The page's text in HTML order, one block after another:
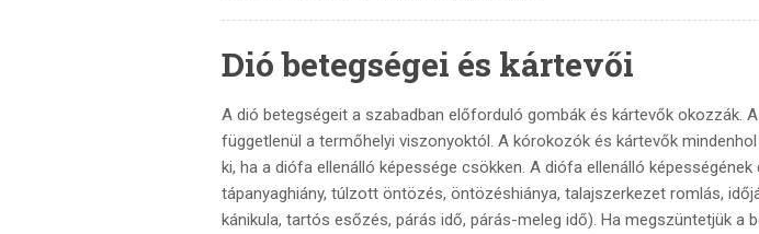
Dió betegségei és kártevői
A dió betegségeit a szabadban előforduló gombák és kártevők okozzák.
függetlenül a termőhelyi viszonyoktól. A kórokozók és kártevők
ki, ha a diófa ellenálló képessége csökken. A diófa ellenálló
tápanyaghiány, túlzott öntözés, öntözéshiánya, talajszerkezet romlás,
kánikula, tartós esőzés, párás idő, párás-meleg idő). Ha megszüntetjük a